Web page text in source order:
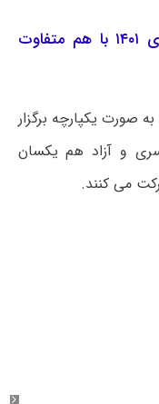
آیا سوالات کنکور ارشد آزاد و سراسری ۱۴۰۱ با هم متفاوت
به صورت یکپارچه برگزار
و آزاد هم یکسان
می کنند.